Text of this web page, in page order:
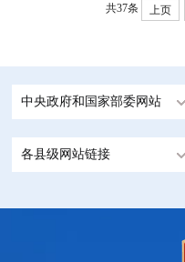
共37条 上页
中央政府和国家部委网站
各县级网站链接